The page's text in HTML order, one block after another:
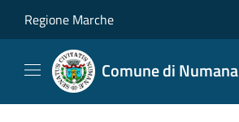
Regione Marche
Comune di Numana